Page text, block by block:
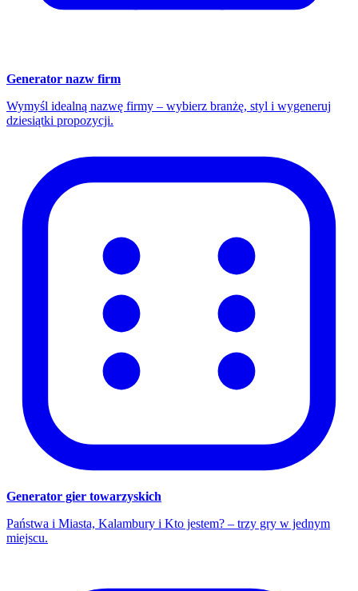
Generator nazw firm
Wymyśl idealną nazwę firmy – wybierz branżę, styl i wygeneruj
dziesiątki propozycji.
Generator gier towarzyskich
Państwa i Miasta, Kalambury i Kto jestem? – trzy gry w jednym
miejscu.